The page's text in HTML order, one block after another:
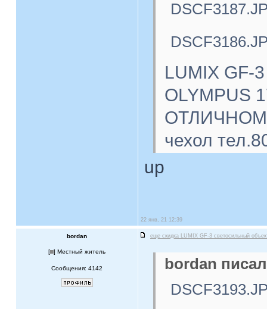
LUMIX GF-
OLYMPUS
ОТЛИЧНОМ
чехол
up
22 янв, 21 12:39
bordan еще скидка LUMIX GF-3 светосильный
[ ] Местный житель
Сообщения: 4142
bordan